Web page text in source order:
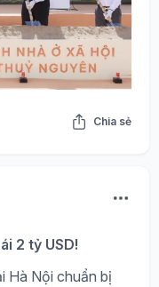
Chia sẻ
2 tỷ USD!
Hà Nội chuẩn bị